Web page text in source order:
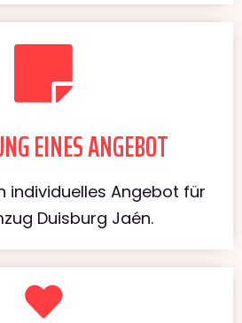
EINES ANGEBOT
individuelles Angebot für
Duisburg Jaén.